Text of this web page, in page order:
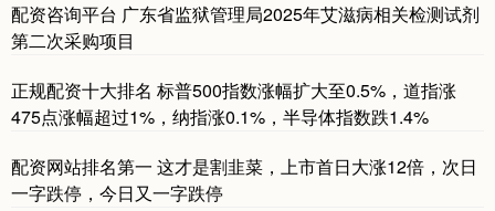
沪深300 4658.15 +57.22 +1.24%
配资咨询平台 广东省监狱管理局2025年艾滋病相关检测试剂
第二次采购项目
正规配资十大排名 标普500指数涨幅扩大至0.5%，道指涨
475点涨幅超过1%，纳指涨0.1%，半导体指数跌1.4%
配资网站排名第一 这才是割韭菜，上市首日大涨12倍，次日
一字跌停，今日又一字跌停